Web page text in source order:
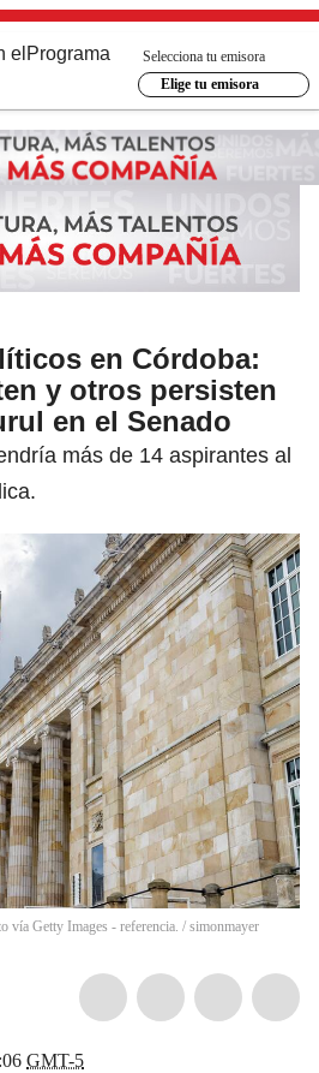
el Programa
Selecciona tu emisora
Elige tu emisora
en Córdoba:
y otros persisten
en el Senado
más de 14 aspirantes al
vía Getty Images - referencia. / simonmayer
GMT-5